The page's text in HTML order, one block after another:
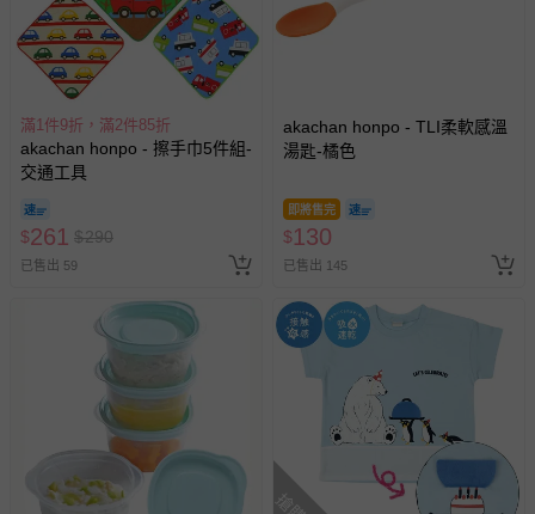
滿1件9折，滿2件85折
akachan honpo - 擦手巾5件組-
交通工具
$261 $290
已售出 59
akachan honpo - TLI柔軟感溫
湯匙-橘色
即將售完
$130
已售出 145